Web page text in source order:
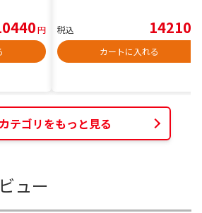
円
税込 14210
カートに入れる
テゴリをもっと見る
ュー